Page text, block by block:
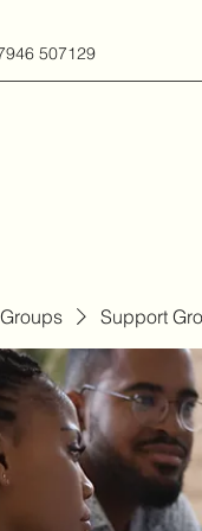
507129
Groups Support